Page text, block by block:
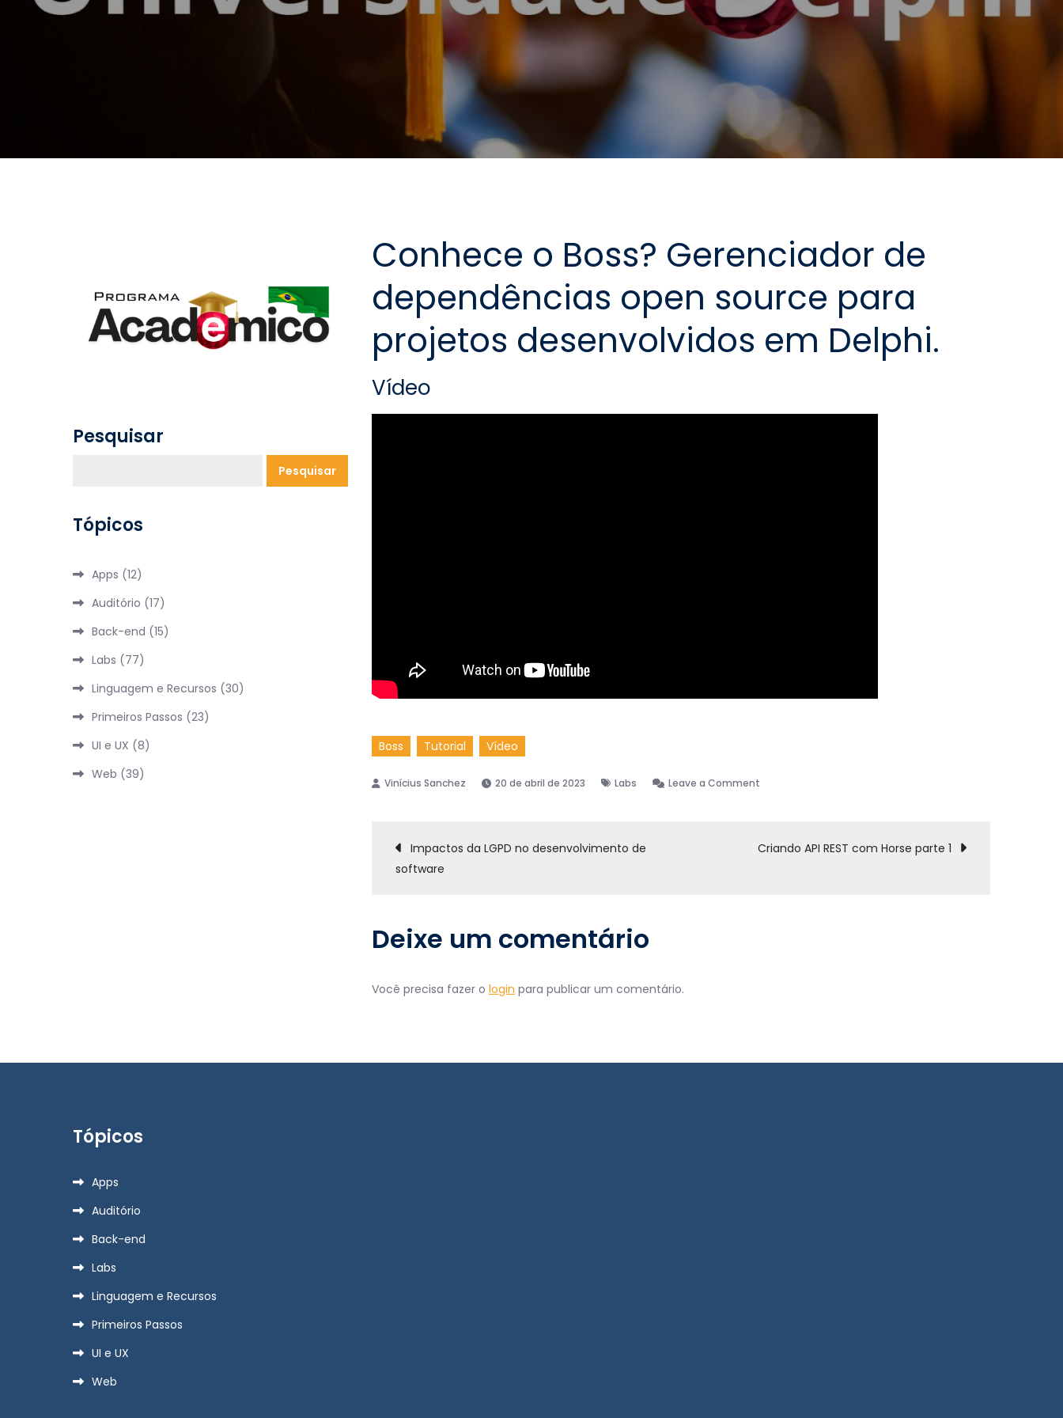
Conhece o Boss? Gerenciador de
dependências open source para
projetos desenvolvidos em Delphi.
Vídeo
Boss Tutorial Vídeo
20 de abril de 2023 Labs Leave a Comment
de
Navegação
Post
Impactos da LGPD no desenvolvimento de
software
Criando API REST com Horse parte 1
Deixe um comentário
Você precisa fazer o login para publicar um comentário.
Pesquisar
Pesquisar
Tópicos
Apps (12)
Auditório (17)
Back-end (15)
Labs (77)
Linguagem e Recursos (30)
Primeiros Passos (23)
UI e UX (8)
Web (39)
Tópicos
Apps
Auditório
Back-end
Labs
Linguagem e Recursos
Primeiros Passos
UI e UX
Web